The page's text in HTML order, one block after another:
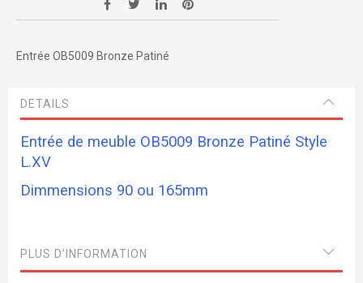
Entrée OB5009 Bronze Patiné
DETAILS
Entrée de meuble OB5009 Bronze Patiné Style
L.XV
Dimmensions 90 ou 165mm
PLUS D’INFORMATION